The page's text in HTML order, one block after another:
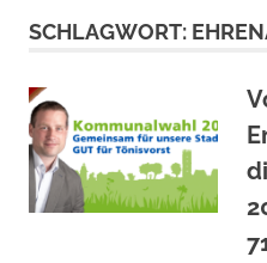
SCHLAGWORT: